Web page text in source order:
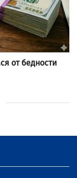
от бедности